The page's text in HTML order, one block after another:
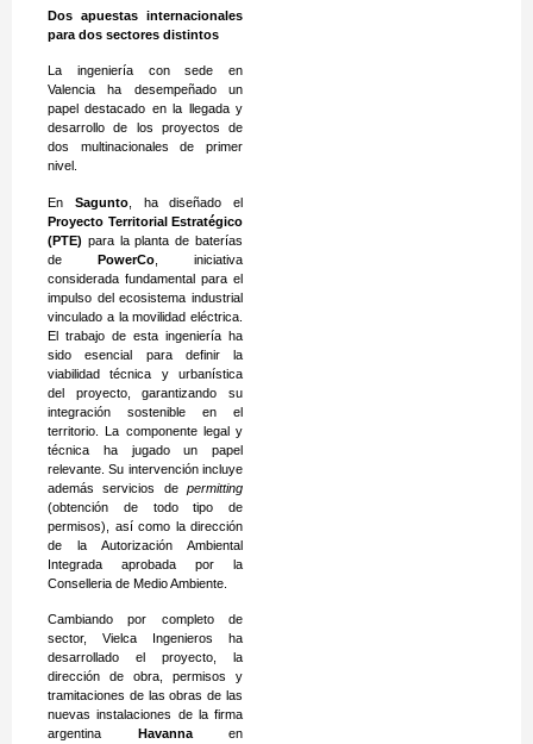
Dos apuestas internacionales
para dos sectores distintos
La ingeniería con sede en
Valencia ha desempeñado un
papel destacado en la llegada y
desarrollo de los proyectos de
dos multinacionales de primer
nivel.
En Sagunto, ha diseñado el
Proyecto Territorial Estratégico
(PTE) para la planta de baterías
de PowerCo , iniciativa
considerada fundamental para el
impulso del ecosistema industrial
vinculado a la movilidad eléctrica.
El trabajo de esta ingeniería ha
sido esencial para definir la
viabilidad técnica y urbanística
del proyecto, garantizando su
integración sostenible en el
territorio. La componente legal y
técnica ha jugado un papel
relevante. Su intervención incluye
además servicios de permitting
(obtención de todo tipo de
permisos), así como la dirección
de la Autorización Ambiental
Integrada aprobada por la
Conselleria de Medio Ambiente.
Cambiando por completo de
sector, Vielca Ingenieros ha
desarrollado el proyecto, la
dirección de obra, permisos y
tramitaciones de las obras de las
nuevas instalaciones de la firma
argentina Havannaen